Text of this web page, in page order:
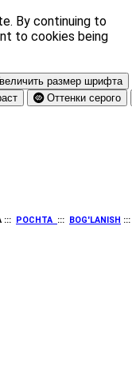
размер шрифта
Оттенки серого
::: POCHTA ::: BOG'LANISH
By continuing to
to cookies being